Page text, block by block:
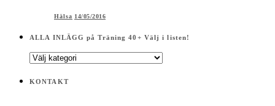
Hälsa 14/05/2016
ALLA INLÄGG på Träning 40+ Välj i listen!
ALLA
på
KONTAKT